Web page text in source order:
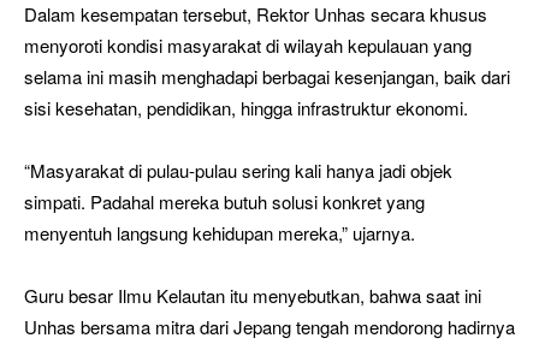
Dalam kesempatan tersebut, Rektor Unhas secara khusus
menyoroti kondisi masyarakat di wilayah kepulauan yang
selama ini masih menghadapi berbagai kesenjangan, baik dari
sisi kesehatan, pendidikan, hingga infrastruktur ekonomi.
“Masyarakat di pulau-pulau sering kali hanya jadi objek
simpati. Padahal mereka butuh solusi konkret yang
menyentuh langsung kehidupan mereka,” ujarnya.
Guru besar Ilmu Kelautan itu menyebutkan, bahwa saat ini
Unhas bersama mitra dari Jepang tengah mendorong hadirnya